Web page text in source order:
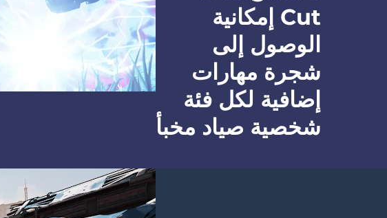
Cut إمكانية
الوصول إلى
شجرة مهارات
إضافية لكل فئة
شخصية صياد مخبأ